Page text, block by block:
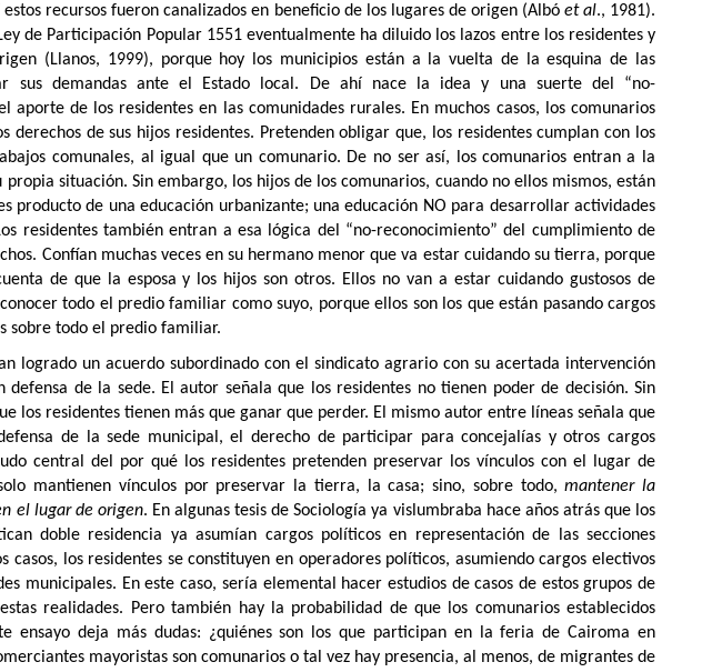
recursos fueron canalizados en beneficio de los lugares de origen (Albó et al., 1981).
de Participación Popular 1551 eventualmente ha diluido los lazos entre los residentes y
(Llanos, 1999), porque hoy los municipios están a la vuelta de la esquina de las
sus demandas ante el Estado local. De ahí nace la idea y una suerte del “no-
aporte de los residentes en las comunidades rurales. En muchos casos, los comunarios
derechos de sus hijos residentes. Pretenden obligar que, los residentes cumplan con los
comunales, al igual que un comunario. De no ser así, los comunarios entran a la
propia situación. Sin embargo, los hijos de los comunarios, cuando no ellos mismos, están
producto de una educación urbanizante; una educación NO para desarrollar actividades
residentes también entran a esa lógica del “no-reconocimiento” del cumplimiento de
Confían muchas veces en su hermano menor que va estar cuidando su tierra, porque
de que la esposa y los hijos son otros. Ellos no van a estar cuidando gustosos de
todo el predio familiar como suyo, porque ellos son los que están pasando cargos
sobre todo el predio familiar.
logrado un acuerdo subordinado con el sindicato agrario con su acertada intervención
de la sede. El autor señala que los residentes no tienen poder de decisión. Sin
los residentes tienen más que ganar que perder. El mismo autor entre líneas señala que
de la sede municipal, el derecho de participar para concejalías y otros cargos
central del por qué los residentes pretenden preservar los vínculos con el lugar de
mantienen vínculos por preservar la tierra, la casa; sino, sobre todo,mantener la
el lugar de origen. En algunas tesis de Sociología ya vislumbraba hace años atrás que los
doble residencia ya asumían cargos políticos en representación de las secciones
casos, los residentes se constituyen en operadores políticos, asumiendo cargos electivos
municipales. En este caso, sería elemental hacer estudios de casos de estos grupos de
realidades. Pero también hay la probabilidad de que los comunarios establecidos
ensayo deja más dudas: ¿quiénes son los que participan en la feria de Cairoma en
mayoristas son comunarios o tal vez hay presencia, al menos, de migrantes de